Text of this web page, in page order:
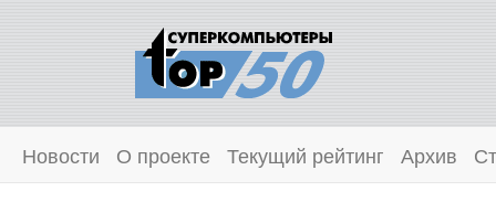
Новости О проекте Текущий рейтинг Архив